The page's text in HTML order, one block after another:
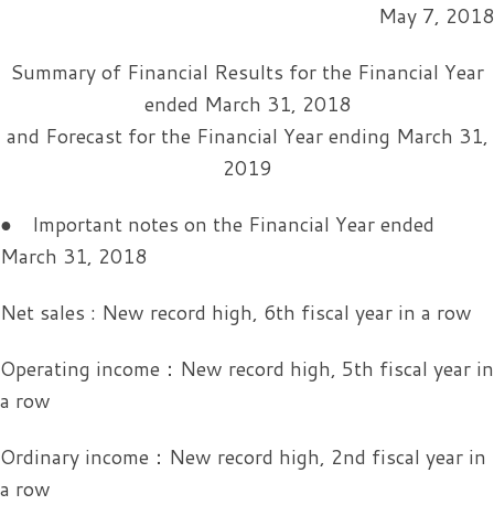
May 7, 2018
Summary of Financial Results for the Financial Year
ended March 31, 2018
and Forecast for the Financial Year ending March 31,
2019
● Important notes on the Financial Year ended
March 31, 2018
Net sales : New record high, 6th fiscal year in a row
Operating income：New record high, 5th fiscal year in
a row
Ordinary income：New record high, 2nd fiscal year in
a row